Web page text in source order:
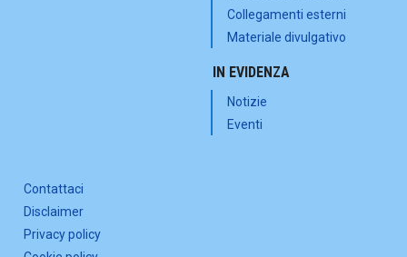
Collegamenti esterni
Materiale divulgativo
IN EVIDENZA
Notizie
Eventi
Contattaci
Disclaimer
Privacy policy